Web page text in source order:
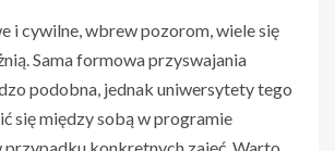
i cywilne, wbrew pozorom, wiele się
Sama formowa przyswajania
podobna, jednak uniwersytety tego
się między sobą w programie